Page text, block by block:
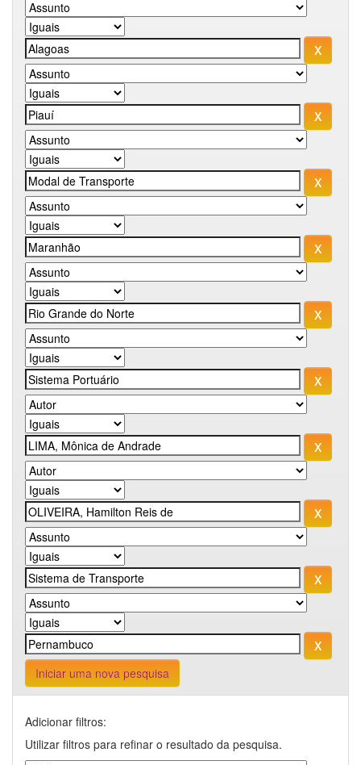
Iniciar uma nova pesquisa
Adicionar filtros:
Utilizar filtros para refinar o resultado da pesquisa.